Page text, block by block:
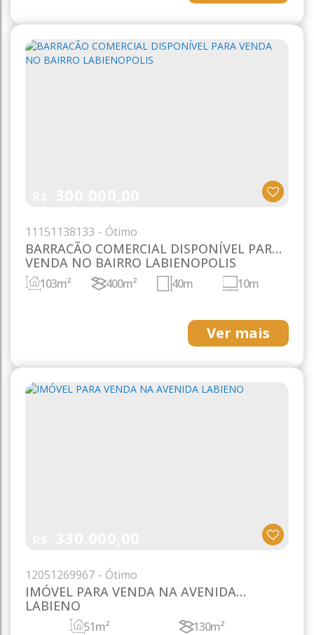
BARRACÃO COMERCIAL DISPONÍVEL PARA
VENDA NO BAIRRO LABIENOPOLIS
11151138133
103m² 400m² 40m 10m
Ver mais
IMÓVEL PARA VENDA NA AVENIDA
LABIENO
12051269967
51m² 130m²